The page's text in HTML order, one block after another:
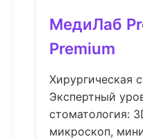
МедиЛаб
Premium
Хирургическая
Экспертный
стоматология:
микроскоп,